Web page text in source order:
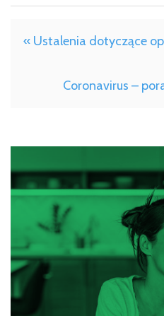
« Ustalenia dotyczące
Coronavirus –